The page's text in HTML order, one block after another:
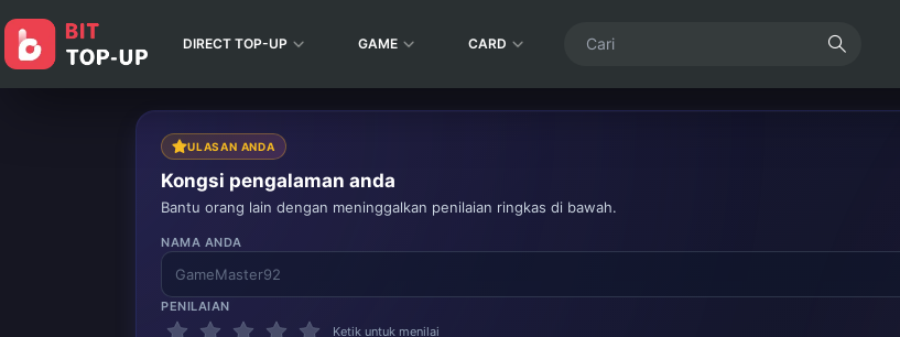
DIRECT TOP-UP GAME CARD
ULASAN ANDA
Kongsi pengalaman anda
Bantu orang lain dengan meninggalkan penilaian ringkas di bawah.
NAMA ANDA
PENILAIAN
Ketik untuk menilai